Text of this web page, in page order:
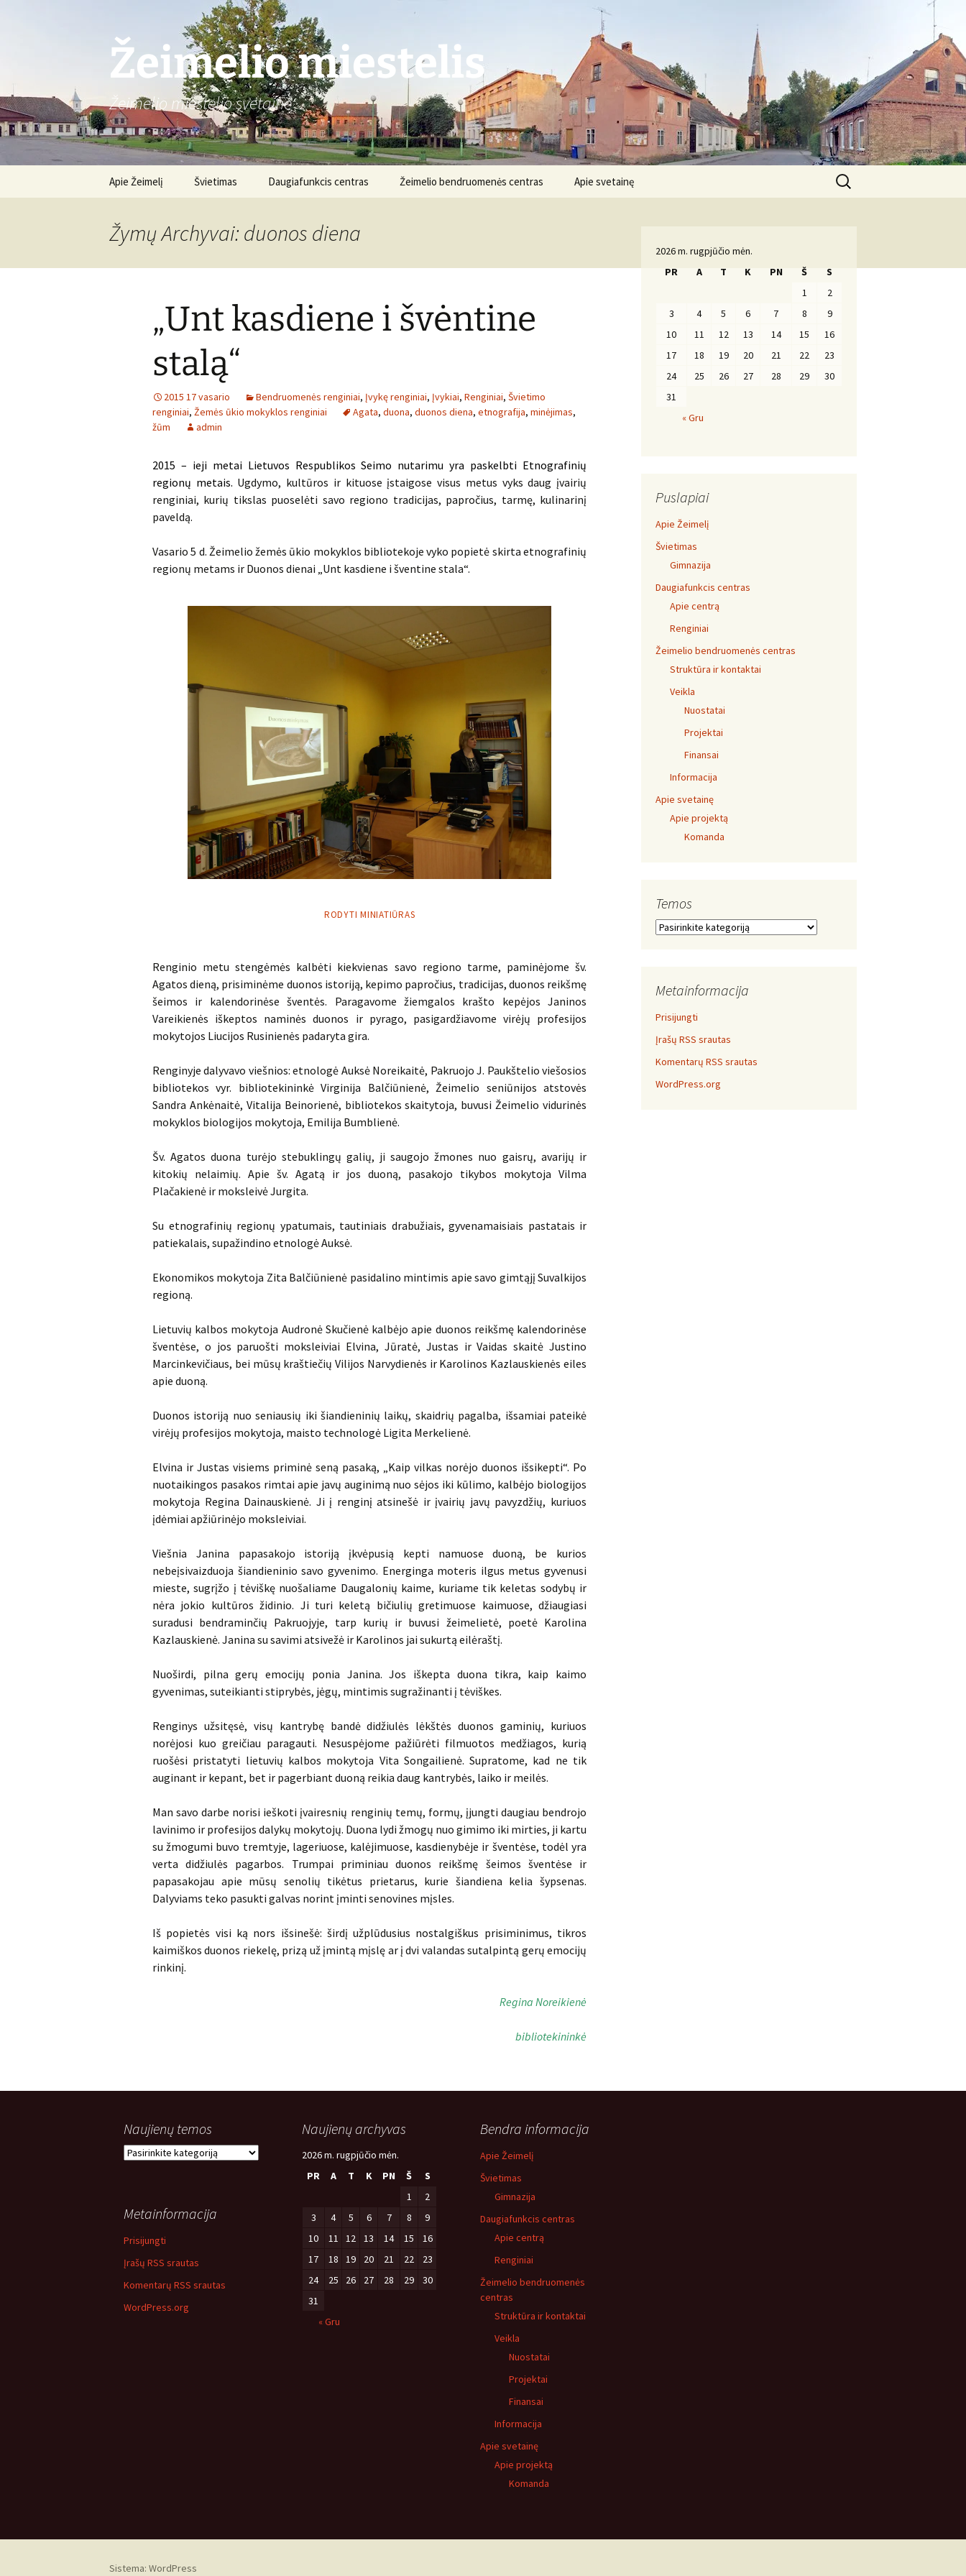
Žeimelio miestelis
Žeimelio miestelio svetainė
Apie Žeimelį Švietimas Daugiafunkcis centras Žeimelio bendruomenės centras Apie svetainę
Ieškoti:
Žymų Archyvai: duonos diena
„Unt kasdiene i švėntine
stalą“
2015 17 vasario Bendruomenės renginiai, Įvykę renginiai, Įvykiai, Renginiai, Švietimo
renginiai, Žemės ūkio mokyklos renginiai Agata, duona, duonos diena, etnografija, minėjimas,
žūm
admin
2015 – ieji metai Lietuvos Respublikos Seimo nutarimu yra paskelbti Etnografinių
regionų metais. Ugdymo, kultūros ir kituose įstaigose visus metus vyks daug įvairių
renginiai, kurių tikslas puoselėti savo regiono tradicijas, papročius, tarmę, kulinarinį
paveldą.
Vasario 5 d. Žeimelio žemės ūkio mokyklos bibliotekoje vyko popietė skirta etnografinių
regionų metams ir Duonos dienai „Unt kasdiene i šventine stala“.
RODYTI MINIATIŪRAS
Renginio metu stengėmės kalbėti kiekvienas savo regiono tarme, paminėjome šv.
Agatos dieną, prisiminėme duonos istoriją, kepimo papročius, tradicijas, duonos reikšmę
šeimos ir kalendorinėse šventės. Paragavome žiemgalos krašto kepėjos Janinos
Vareikienės iškeptos naminės duonos ir pyrago, pasigardžiavome virėjų profesijos
mokytojos Liucijos Rusinienės padaryta gira.
Renginyje dalyvavo viešnios: etnologė Auksė Noreikaitė, Pakruojo J. Paukštelio viešosios
bibliotekos vyr. bibliotekininkė Virginija Balčiūnienė, Žeimelio seniūnijos atstovės
Sandra Ankėnaitė, Vitalija Beinorienė, bibliotekos skaitytoja, buvusi Žeimelio vidurinės
mokyklos biologijos mokytoja, Emilija Bumblienė.
Šv. Agatos duona turėjo stebuklingų galių, ji saugojo žmones nuo gaisrų, avarijų ir
kitokių nelaimių. Apie šv. Agatą ir jos duoną, pasakojo tikybos mokytoja Vilma
Plačakienė ir moksleivė Jurgita.
Su etnografinių regionų ypatumais, tautiniais drabužiais, gyvenamaisiais pastatais ir
patiekalais, supažindino etnologė Auksė.
Ekonomikos mokytoja Zita Balčiūnienė pasidalino mintimis apie savo gimtąjį Suvalkijos
regioną.
Lietuvių kalbos mokytoja Audronė Skučienė kalbėjo apie duonos reikšmę kalendorinėse
šventėse, o jos paruošti moksleiviai Elvina, Jūratė, Justas ir Vaidas skaitė Justino
Marcinkevičiaus, bei mūsų kraštiečių Vilijos Narvydienės ir Karolinos Kazlauskienės eiles
apie duoną.
Duonos istoriją nuo seniausių iki šiandieninių laikų, skaidrių pagalba, išsamiai pateikė
virėjų profesijos mokytoja, maisto technologė Ligita Merkelienė.
Elvina ir Justas visiems priminė seną pasaką, „Kaip vilkas norėjo duonos išsikepti“. Po
nuotaikingos pasakos rimtai apie javų auginimą nuo sėjos iki kūlimo, kalbėjo biologijos
mokytoja Regina Dainauskienė. Ji į renginį atsinešė ir įvairių javų pavyzdžių, kuriuos
įdėmiai apžiūrinėjo moksleiviai.
Viešnia Janina papasakojo istoriją įkvėpusią kepti namuose duoną, be kurios
nebeįsivaizduoja šiandieninio savo gyvenimo. Energinga moteris ilgus metus gyvenusi
mieste, sugrįžo į tėviškę nuošaliame Daugalonių kaime, kuriame tik keletas sodybų ir
nėra jokio kultūros židinio. Ji turi keletą bičiulių gretimuose kaimuose, džiaugiasi
suradusi bendraminčių Pakruojyje, tarp kurių ir buvusi žeimelietė, poetė Karolina
Kazlauskienė. Janina su savimi atsivežė ir Karolinos jai sukurtą eilėraštį.
Nuoširdi, pilna gerų emocijų ponia Janina. Jos iškepta duona tikra, kaip kaimo
gyvenimas, suteikianti stiprybės, jėgų, mintimis sugražinanti į tėviškes.
Renginys užsitęsė, visų kantrybę bandė didžiulės lėkštės duonos gaminių, kuriuos
norėjosi kuo greičiau paragauti. Nesuspėjome pažiūrėti filmuotos medžiagos, kurią
ruošėsi pristatyti lietuvių kalbos mokytoja Vita Songailienė. Supratome, kad ne tik
auginant ir kepant, bet ir pagerbiant duoną reikia daug kantrybės, laiko ir meilės.
Man savo darbe norisi ieškoti įvairesnių renginių temų, formų, įjungti daugiau bendrojo
lavinimo ir profesijos dalykų mokytojų. Duona lydi žmogų nuo gimimo iki mirties, ji kartu
su žmogumi buvo tremtyje, lageriuose, kalėjimuose, kasdienybėje ir šventėse, todėl yra
verta didžiulės pagarbos. Trumpai priminiau duonos reikšmę šeimos šventėse ir
papasakojau apie mūsų senolių tikėtus prietarus, kurie šiandiena kelia šypsenas.
Dalyviams teko pasukti galvas norint įminti senovines mįsles.
Iš popietės visi ką nors išsinešė: širdį užplūdusius nostalgiškus prisiminimus, tikros
kaimiškos duonos riekelę, prizą už įmintą mįslę ar į dvi valandas sutalpintą gerų emocijų
rinkinį.
Regina Noreikienė
bibliotekininkė
2026 m. rugpjūčio mėn.
PR
A T K PN Š
S
1
2
3
4 5 6 7 8
9
10
11 12 13 14 15
16
17
18 19 20 21 22
23
24
25 26 27 28 29
30
31
« Gru
Puslapiai
Apie Žeimelį
Švietimas
Gimnazija
Daugiafunkcis centras
Apie centrą
Renginiai
Žeimelio bendruomenės centras
Struktūra ir kontaktai
Veikla
Nuostatai
Projektai
Finansai
Informacija
Apie svetainę
Apie projektą
Komanda
Temos
Temos
Metainformacija
Prisijungti
Įrašų RSS srautas
Komentarų RSS srautas
WordPress.org
Naujienų temos
Naujienų
Naujienų archyvas
2026 m. rugpjūčio mėn.
PR
A T K PN Š
S
1
2
3
4 5 6 7 8
9
10
11 12 13 14 15
16
17
18 19 20 21 22
23
24
25 26 27 28 29
30
31
« Gru
Bendra informacija
Apie Žeimelį
Švietimas
Gimnazija
Daugiafunkcis centras
Apie centrą
Renginiai
Žeimelio bendruomenės
centras
Struktūra ir kontaktai
Veikla
Nuostatai
Projektai
Finansai
Informacija
Apie svetainę
Apie projektą
Komanda
Metainformacija
Prisijungti
Įrašų RSS srautas
Komentarų RSS srautas
WordPress.org
Sistema: WordPress